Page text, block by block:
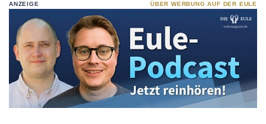
ANZEIGE ÜBER WERBUNG AUF DER EULE